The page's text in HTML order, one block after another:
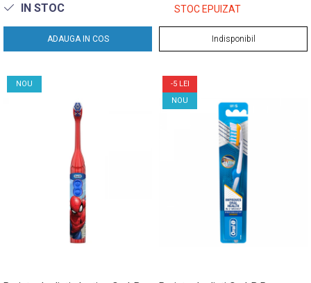
IN STOC
ADAUGA IN COS
STOC EPUIZAT
Indisponibil
NOU
-5 LEI
NOU